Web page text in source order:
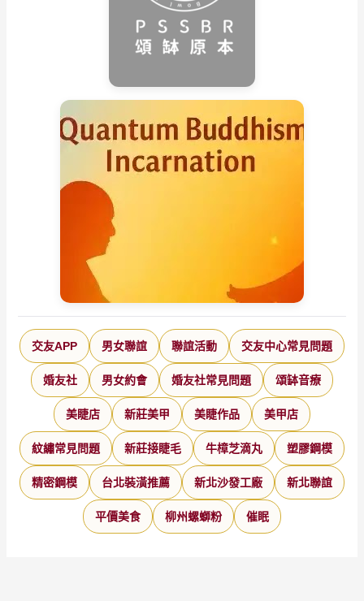
交友APP 男女聯誼 聯誼活動 交友中心常見問題
婚友社 男女約會 婚友社常見問題 頌缽音療
美睫店 新莊美甲 美睫作品 美甲店
紋繡常見問題 新莊接睫毛 牛樟芝滴丸 塑膠鋼模
精密鋼模 台北裝潢推薦 新北沙發工廠 新北聯誼
平價美食 柳州螺螄粉 催眠